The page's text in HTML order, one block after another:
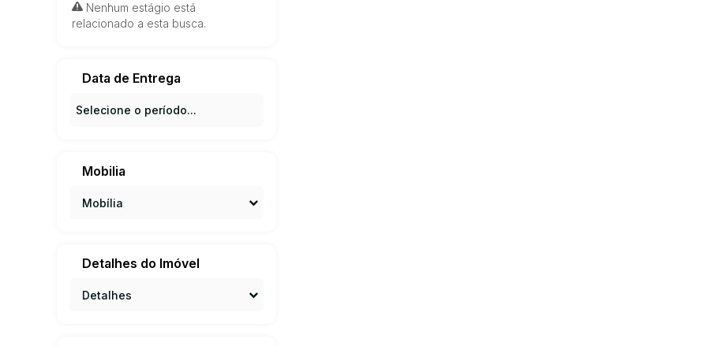
Nenhum estágio está
relacionado a esta busca.
Data de Entrega
Mobilia
Mobília
Detalhes do Imóvel
Detalhes